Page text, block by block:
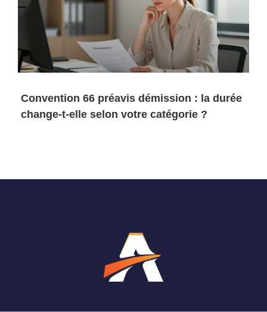
Convention 66 préavis démission : la durée
change-t-elle selon votre catégorie ?